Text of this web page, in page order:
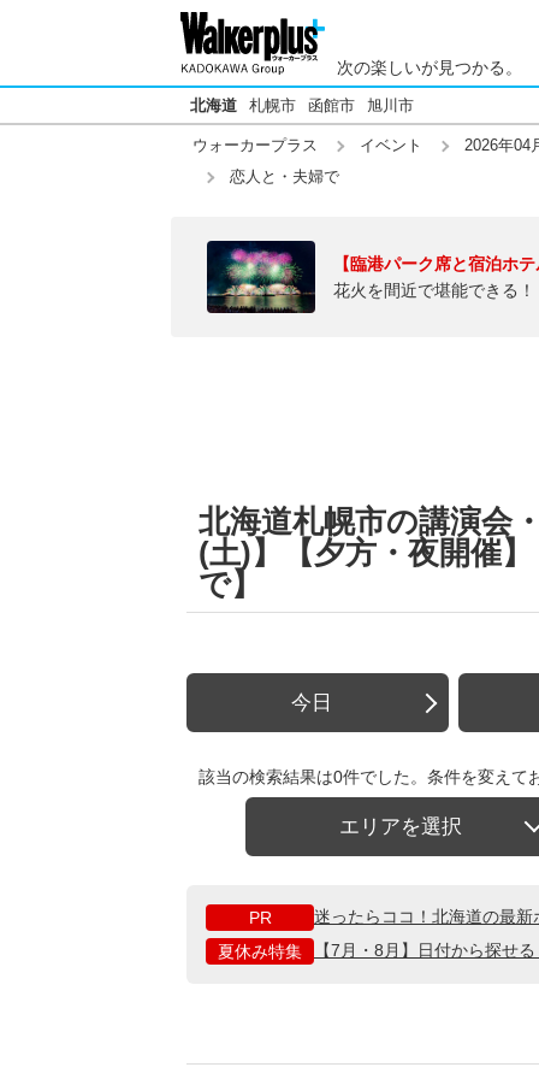
次の楽しいが見つかる。
北海道 札幌市 函館市 旭川市
ウォーカープラス イベント
2026年04
恋人と・夫婦で
【臨港パーク席と宿泊ホ
花火を間近で堪能できる
北海道札幌市の講演会
(土)】【夕方・夜開催
で】
今日
該当の検索結果は0件でした。条件を変えて
エリアを選択
PR
迷ったらココ！北海道の最
夏休み特集
【7月・8月】日付から探せ